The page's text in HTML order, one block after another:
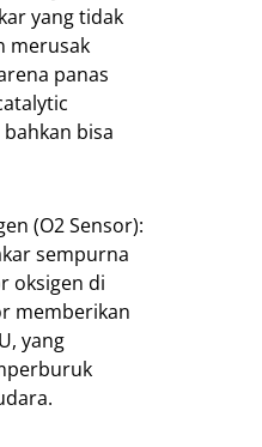
yang tidak
merusak
panas
bisa
(O2 Sensor):
sempurna
oksigen di
memberikan
yang